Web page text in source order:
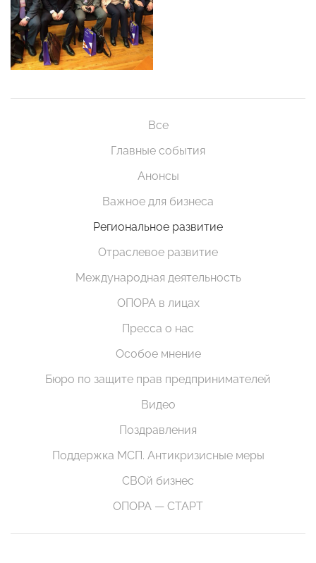
Все
Главные события
Анонсы
Важное для бизнеса
Региональное развитие
Отраслевое развитие
Международная деятельность
ОПОРА в лицах
Пресса о нас
Особое мнение
Бюро по защите прав предпринимателей
Видео
Поздравления
Поддержка МСП. Антикризисные меры
СВОй бизнес
ОПОРА — СТАРТ